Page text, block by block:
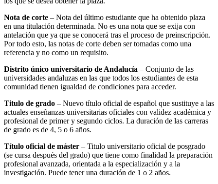
Nota de corte – Nota del último estudiante que ha obtenido plaza
en una titulación determinada. No es una nota que se exija con
antelación que ya que se conocerá tras el proceso de preinscripción.
Por todo esto, las notas de corte deben ser tomadas como una
referencia y no como un requisito.
Distrito único universitario de Andalucía – Conjunto de las
universidades andaluzas en las que todos los estudiantes de esta
comunidad tienen igualdad de condiciones para acceder.
Titulo de grado – Nuevo título oficial de español que sustituye a las
actuales enseñanzas universitarias oficiales con validez académica y
profesional de primer y segundo ciclos. La duración de las carreras
de grado es de 4, 5 o 6 años.
Título oficial de máster – Titulo universitario oficial de posgrado
(se cursa después del grado) que tiene como finalidad la preparación
profesional avanzada, orientada a la especialización y a la
investigación. Puede tener una duración de 1 o 2 años.